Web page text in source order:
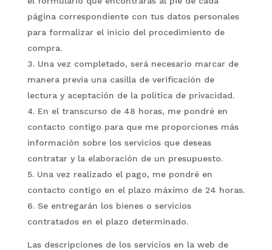
página correspondiente con tus datos personales
para formalizar el inicio del procedimiento de
compra.
Una vez completado, será necesario marcar de
manera previa una casilla de verificación de
lectura y aceptación de la política de privacidad.
En el transcurso de 48 horas, me pondré en
contacto contigo para que me proporciones más
información sobre los servicios que deseas
contratar y la elaboración de un presupuesto.
Una vez realizado el pago, me pondré en
contacto contigo en el plazo máximo de 24 horas.
Se entregarán los bienes o servicios
contratados en el plazo determinado.
Las descripciones de los servicios en la web de